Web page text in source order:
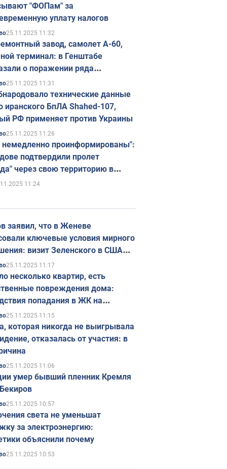
"ФОПам" за
уплату налогов
25.11.2025 11:32
завод, самолет А-60,
терминал: в Генштабе
о поражении ряда
объектов России
25.11.2025 11:31
технические данные
иранского БпЛА Shahed-107,
РФ применяет против Украины
25.11.2025 11:26
проинформированы":
подтвердили пролет
через свою территорию в
11:24
заявил, что в Женеве
ключевые условия мирного
визит Зеленского в США
в ноябре
25.11.2025 11:17
несколько квартир, есть
повреждения дома:
попадания в ЖК на
в Киеве. Фото
25.11.2025 11:15
которая никогда не выигрывала
отказалась от участия: в
25.11.2025 11:06
умер бывший пленник Кремля
25.11.2025 10:57
света не уменьшат
за электроэнергию:
объяснили почему
25.11.2025 10:53